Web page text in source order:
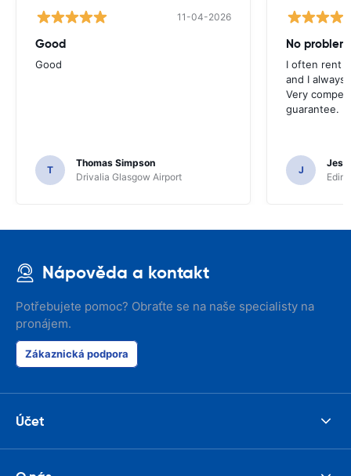
11-04-2026
Good
Good
T
Thomas Simpson
Drivalia Glasgow Airport
No problem
I often rent
and I always
Very
guarantee.
J
Nápověda a kontakt
Potřebujete pomoc? Obraťte se na naše specialisty na
pronájem.
Zákaznická podpora
Účet